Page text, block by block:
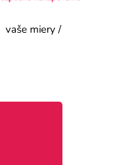
vaše miery /